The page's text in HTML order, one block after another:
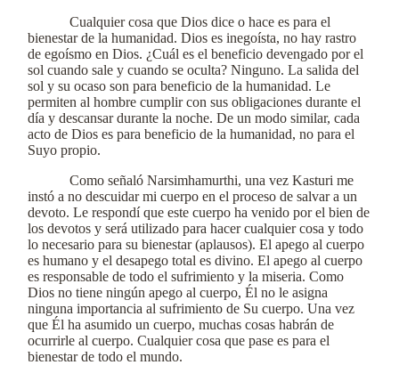
Cualquier cosa que Dios dice o hace es para el
bienestar de la humanidad. Dios es inegoísta, no hay rastro
de egoísmo en Dios. ¿Cuál es el beneficio devengado por el
sol cuando sale y cuando se oculta? Ninguno. La salida del
sol y su ocaso son para beneficio de la humanidad. Le
permiten al hombre cumplir con sus obligaciones durante el
día y descansar durante la noche. De un modo similar, cada
acto de Dios es para beneficio de la humanidad, no para el
Suyo propio.
Como señaló Narsimhamurthi, una vez Kasturi me
instó a no descuidar mi cuerpo en el proceso de salvar a un
devoto. Le respondí que este cuerpo ha venido por el bien de
los devotos y será utilizado para hacer cualquier cosa y todo
lo necesario para su bienestar (aplausos). El apego al cuerpo
es humano y el desapego total es divino. El apego al cuerpo
es responsable de todo el sufrimiento y la miseria. Como
Dios no tiene ningún apego al cuerpo, Él no le asigna
ninguna importancia al sufrimiento de Su cuerpo. Una vez
que Él ha asumido un cuerpo, muchas cosas habrán de
ocurrirle al cuerpo. Cualquier cosa que pase es para el
bienestar de todo el mundo.